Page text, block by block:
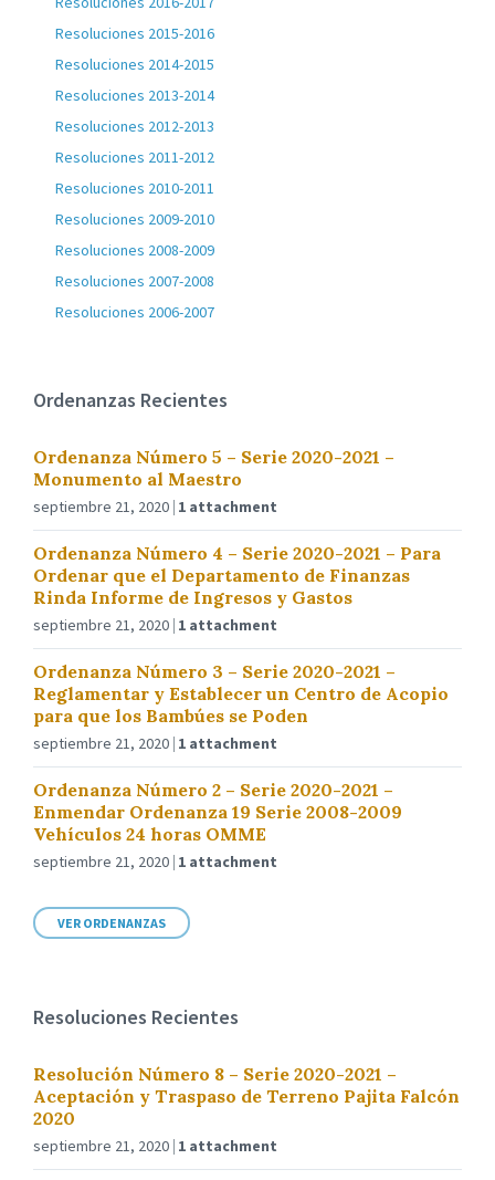
Resoluciones 2015-2016
Resoluciones 2014-2015
Resoluciones 2013-2014
Resoluciones 2012-2013
Resoluciones 2011-2012
Resoluciones 2010-2011
Resoluciones 2009-2010
Resoluciones 2008-2009
Resoluciones 2007-2008
Resoluciones 2006-2007
Ordenanzas Recientes
Ordenanza Número 5 – Serie 2020-2021 –
Monumento al Maestro
septiembre 21, 2020 1 attachment
Ordenanza Número 4 – Serie 2020-2021 – Para
Ordenar que el Departamento de Finanzas
Rinda Informe de Ingresos y Gastos
septiembre 21, 2020 1 attachment
Ordenanza Número 3 – Serie 2020-2021 –
Reglamentar y Establecer un Centro de Acopio
para que los Bambúes se Poden
septiembre 21, 2020 1 attachment
Ordenanza Número 2 – Serie 2020-2021 –
Enmendar Ordenanza 19 Serie 2008-2009
Vehículos 24 horas OMME
septiembre 21, 2020 1 attachment
VER ORDENANZAS
Resoluciones Recientes
Resolución Número 8 – Serie 2020-2021 –
Aceptación y Traspaso de Terreno Pajita Falcón
2020
septiembre 21, 2020 1 attachment